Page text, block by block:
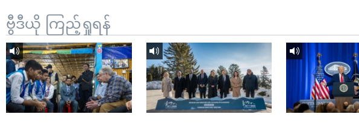
ဗွီဒီယို ကြည့်ရှုရန်